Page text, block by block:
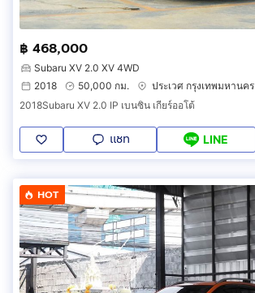
฿ 468,000
Subaru XV 2.0 XV 4WD
2018
50,000 กม.
ประเวศ กรุงเทพมหานคร
2018Subaru XV 2.0 IP เบนซิน เกียร์ออโต้
แชท LINE
HOT